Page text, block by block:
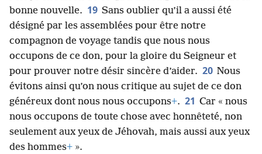
bonne nouvelle. 19 Sans oublier qu’il a aussi été
désigné par les assemblées pour être notre
compagnon de voyage tandis que nous nous
occupons de ce don, pour la gloire du Seigneur et
pour prouver notre désir sincère d’aider. 20 Nous
évitons ainsi qu’on nous critique au sujet de ce don
généreux dont nous nous occupons+. 21 Car « nous
nous occupons de toute chose avec honnêteté, non
seulement aux yeux de Jéhovah, mais aussi aux yeux
des hommes+ ».